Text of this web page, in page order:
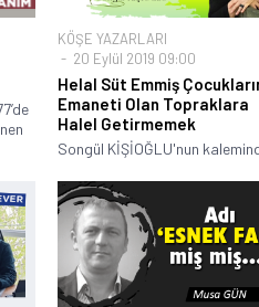
KÖŞE YAZARLARI
20 Eylül 2019 09:00
Helal Süt Emmiş
Emaneti Olan Topraklara
Halel Getirmemek
Songül KİŞİOĞLU'nun